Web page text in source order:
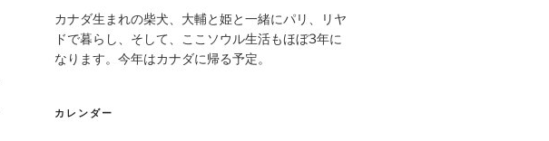
カナダ生まれの柴犬、大輔と姫と一緒にパリ、リヤ
ドで暮らし、そして、ここソウル生活もほぼ3年に
なります。今年はカナダに帰る予定。
カレンダー